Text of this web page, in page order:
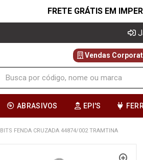
FRETE GRÁTIS EM
Vendas
ABRASIVOS EPI'S
BITS FENDA CRUZADA 44874/002 TRAMTINA